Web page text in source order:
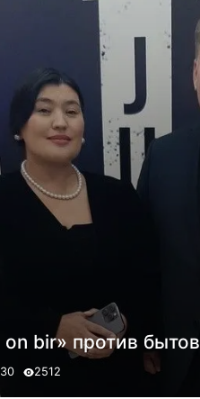
on bir» против
2512